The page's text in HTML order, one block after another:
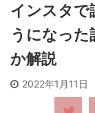
インスタで
うになった
か解説
2022年1月11日